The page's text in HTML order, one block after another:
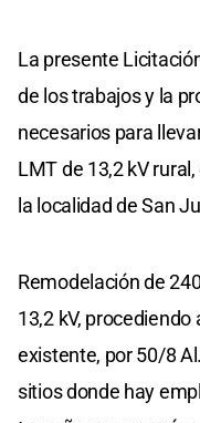
La presente
de los trabajos y la
necesarios para
LMT de 13,2 kV
la localidad de San
Remodelación de
13,2 kV,
existente, por 50/8
sitios donde hay